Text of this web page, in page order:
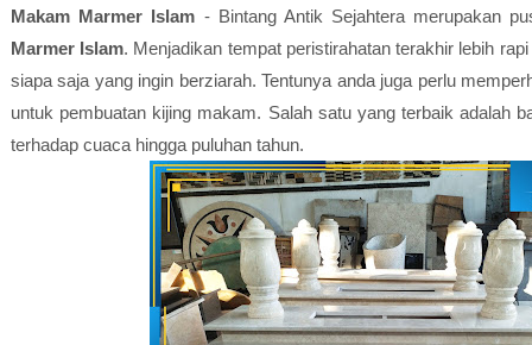
Makam Marmer Islam - Bintang Antik Sejahtera merupakan
Marmer Islam. Menjadikan tempat peristirahatan terakhir lebih
siapa saja yang ingin berziarah. Tentunya anda juga perlu
untuk pembuatan kijing makam. Salah satu yang terbaik adalah
terhadap cuaca hingga puluhan tahun.